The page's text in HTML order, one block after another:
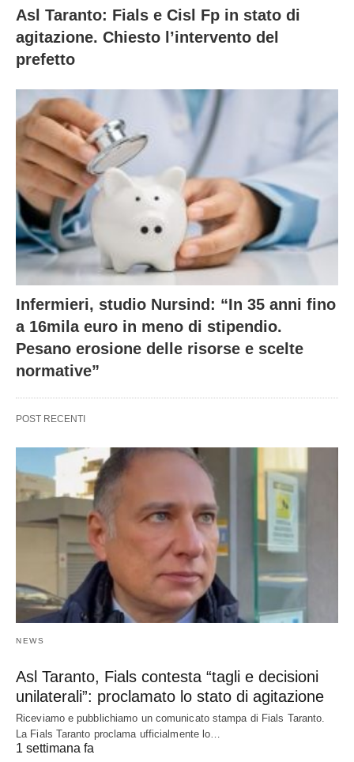
Asl Taranto: Fials e Cisl Fp in stato di
agitazione. Chiesto l’intervento del
prefetto
Infermieri, studio Nursind: “In 35 anni fino
a 16mila euro in meno di stipendio.
Pesano erosione delle risorse e scelte
normative”
POST RECENTI
NEWS
Asl Taranto, Fials contesta “tagli e decisioni
unilaterali”: proclamato lo stato di agitazione
Riceviamo e pubblichiamo un comunicato stampa di Fials Taranto.
La Fials Taranto proclama ufficialmente lo…
1 settimana fa